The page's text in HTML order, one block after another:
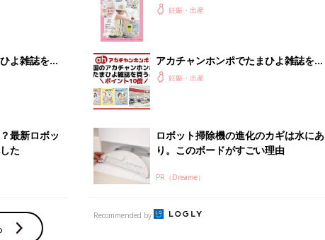
よ雑誌を買
定】
最新ロボッ
た
ったら最初に読む本『初めてのたまご
妊娠・出産
アカチャンホンポでたまひよ雑誌を買
うとポイント10倍【期間限定】
妊娠・出産
ロボット掃除機の進化のカギは水にあ
り。このボードがすごい理由
PR（Dreame）
Recommended by